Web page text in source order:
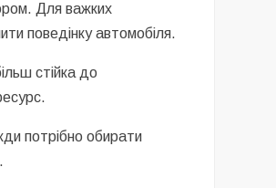
Для важких
поведінку автомобіля.
стійка до
потрібно обирати